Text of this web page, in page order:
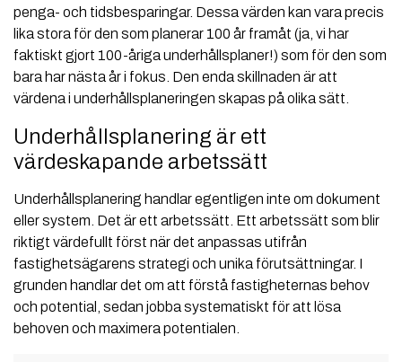
penga- och tidsbesparingar. Dessa värden kan vara precis
lika stora för den som planerar 100 år framåt (ja, vi har
faktiskt gjort 100-åriga underhållsplaner!) som för den som
bara har nästa år i fokus. Den enda skillnaden är att
värdena i underhållsplaneringen skapas på olika sätt.
Underhållsplanering är ett
värdeskapande arbetssätt
Underhållsplanering handlar egentligen inte om dokument
eller system. Det är ett arbetssätt. Ett arbetssätt som blir
riktigt värdefullt först när det anpassas utifrån
fastighetsägarens strategi och unika förutsättningar. I
grunden handlar det om att förstå fastigheternas behov
och potential, sedan jobba systematiskt för att lösa
behoven och maximera potentialen.